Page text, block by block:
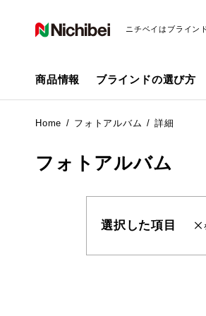
ニチベイはブライン
商品情報 ブラインドの選び方
Home フォトアルバム 詳細
フォトアルバム
選択した項目